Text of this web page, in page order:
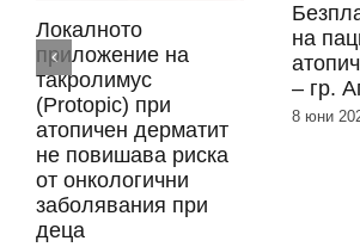
Локалното
приложение на
такролимус
(Protopic) при
атопичен дерматит
не повишава риска
от онкологични
заболявания при
деца
на
– гр.
8 юни